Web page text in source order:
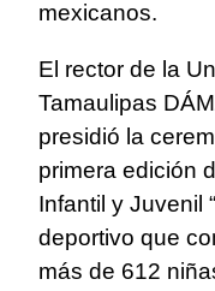
mexicanos.
El rector de la
Tamaulipas
presidió la
primera edición
Infantil y Juvenil
deportivo que
más de 612